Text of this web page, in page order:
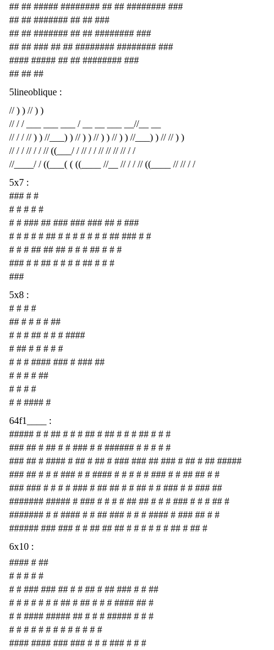
## ## ##### ######## ## ## ######## ###
## ## ####### ## ## ###
## ## ####### ## ## ######## ###
## ## ### ## ## ######## ######## ###
#### ##### ## ## ######## ###
## ## ##
5lineoblique :
// ) ) // ) )
// / / ___ ___ ___ / __ __ ___ __//__ __
// / / // ) ) //___) ) // ) ) // ) ) // ) ) //___) ) // // ) )
// / / // / / // ((___/ / // / / // // // // / /
//____/ / ((___( ( ((____ //__ // / / // ((____ // // / /
5x7 :
### # #
# # # # #
# # ### ## ### ### ### ## # ###
# # # # # ## # # # # # # # ## ### # #
# # # ## ## ## # # # ## # # #
### # # ## # # # # ## # # #
###
5x8 :
# # # #
## # # # # ##
# # # ## # # # ####
# ## # # # # #
# # # #### ### # ### ##
# # # # ##
# # # #
# # #### #
64f1____ :
##### # # ## # # # ## # ## # # # ## # # #
### ## # ## # # ### # # ###### # # # # #
### ## # #### # ## # ## # ### ### ## ### # ## # ## #####
### ## # # # ### # # #### # # # # # ### # # ## ## # #
### ### # # # # ### # ## ## # # ## # # ### # # ### ##
####### ##### # ### # # # # ## ## # # # ### # # # ## #
####### # # #### # # ## ### # # # #### # ### ## # #
###### ### ### # # ## ## ## # # # # # # ## # ## #
6x10 :
#### # ##
# # # # #
# # ### ### ## # # ## # ## ### # # ##
# # # # # # # ## # ## # # # #### ## #
# # #### ##### ## # # # ##### # # #
# # # # # # # # # # # # #
#### #### ### ### # # # ### # # #